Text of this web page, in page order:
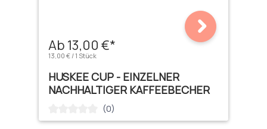
Ab 13,00 €*
13,00 € / 1 Stück
HUSKEE CUP - EINZELNER
NACHHALTIGER KAFFEEBECHER
Durchschnittliche Bewertung von 0 von 5 Sternen
(0)